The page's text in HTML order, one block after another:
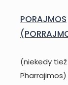
PORAJMOS
(niekedy